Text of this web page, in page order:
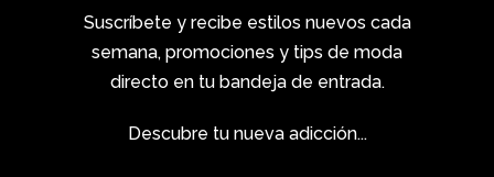
Suscríbete y recibe estilos nuevos cada
semana, promociones y tips de moda
directo en tu bandeja de entrada.
Descubre tu nueva adicción...